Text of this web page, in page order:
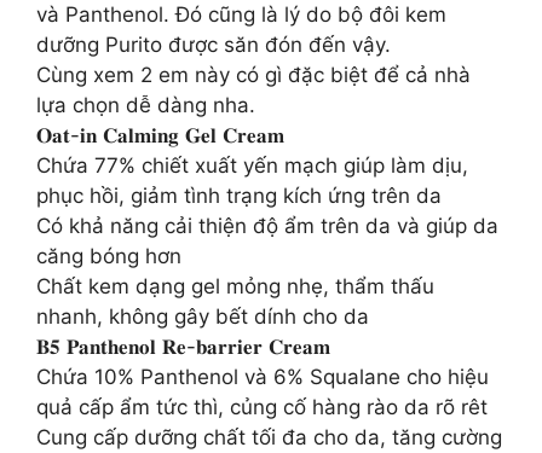
và Panthenol. Đó cũng là lý do bộ đôi kem
dưỡng Purito được săn đón đến vậy.
Cùng xem 2 em này có gì đặc biệt để cả nhà
lựa chọn dễ dàng nha.
𝐎𝐚𝐭-𝐢𝐧 𝐂𝐚𝐥𝐦𝐢𝐧𝐠 𝐆𝐞𝐥 𝐂𝐫𝐞𝐚𝐦
Chứa 77% chiết xuất yến mạch giúp làm dịu,
phục hồi, giảm tình trạng kích ứng trên da
Có khả năng cải thiện độ ẩm trên da và giúp da
căng bóng hơn
Chất kem dạng gel mỏng nhẹ, thẩm thấu
nhanh, không gây bết dính cho da
𝐁𝟓 𝐏𝐚𝐧𝐭𝐡𝐞𝐧𝐨𝐥 𝐑𝐞-𝐛𝐚𝐫𝐫𝐢𝐞𝐫 𝐂𝐫𝐞𝐚𝐦
Chứa 10% Panthenol và 6% Squalane cho hiệu
quả cấp ẩm tức thì, củng cố hàng rào da rõ rêt
Cung cấp dưỡng chất tối đa cho da, tăng cường